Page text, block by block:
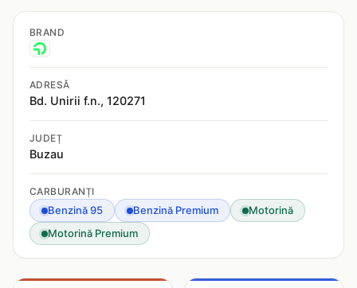
BRAND
ADRESĂ
Bd. Unirii f.n., 120271
JUDEȚ
Buzau
CARBURANȚI
Benzină 95 Benzină Premium
Motorină
Motorină Premium